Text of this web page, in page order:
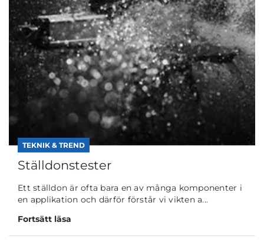
TEKNIK & TREND
Ställdonstester
Ett ställdon är ofta bara en av många komponenter i
en applikation och därför förstår vi vikten a...
Fortsätt läsa